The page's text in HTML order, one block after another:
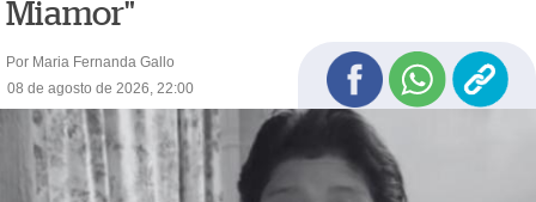
Miamor"
Por Maria Fernanda Gallo
08 de agosto de 2026, 22:00